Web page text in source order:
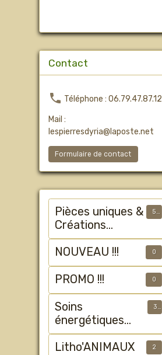
Contact
Téléphone : 06.79.47.87.12
Mail :
lespierresdyria@laposte.net
Formulaire de contact
Pièces uniques &
Créations
Artisanales
50
NOUVEAU !!! 0
PROMO !!! 0
Soins
énergétiques
animalier
3
Litho'ANIMAUX 2